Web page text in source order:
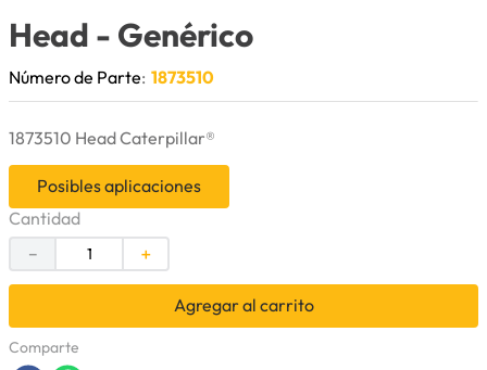
Head - Genérico
Número de Parte: 1873510
1873510 Head Caterpillar®
Posibles aplicaciones
Cantidad
＋
－
Agregar al carrito
Comparte